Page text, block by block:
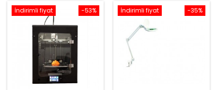
-53%
İndirimli fiyat -35%
İndirimli fiyat